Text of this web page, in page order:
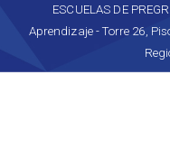
ESCUELAS DE
Aprendizaje - Torre 26,